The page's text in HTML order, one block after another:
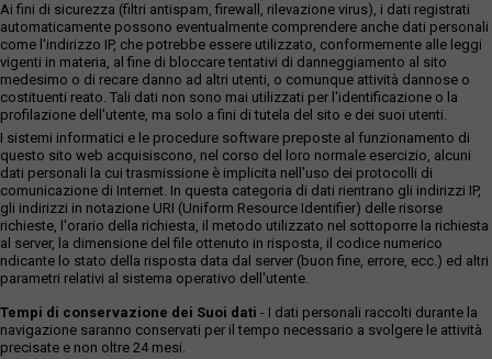
Ai fini di sicurezza (filtri antispam, firewall, rilevazione virus), i dati registrati
automaticamente possono eventualmente comprendere anche dati personali
come l'indirizzo IP, che potrebbe essere utilizzato, conformemente alle leggi
vigenti in materia, al fine di bloccare tentativi di danneggiamento al sito
medesimo o di recare danno ad altri utenti, o comunque attività dannose o
costituenti reato. Tali dati non sono mai utilizzati per l'identificazione o la
profilazione dell'utente, ma solo a fini di tutela del sito e dei suoi utenti.
I sistemi informatici e le procedure software preposte al funzionamento di
questo sito web acquisiscono, nel corso del loro normale esercizio, alcuni
dati personali la cui trasmissione è implicita nell'uso dei protocolli di
comunicazione di Internet. In questa categoria di dati rientrano gli indirizzi IP,
gli indirizzi in notazione URI (Uniform Resource Identifier) delle risorse
richieste, l'orario della richiesta, il metodo utilizzato nel sottoporre la richiesta
al server, la dimensione del file ottenuto in risposta, il codice numerico
ndicante lo stato della risposta data dal server (buon fine, errore, ecc.) ed altri
parametri relativi al sistema operativo dell'utente.
Tempi di conservazione dei Suoi dati - I dati personali raccolti durante la
navigazione saranno conservati per il tempo necessario a svolgere le attività
precisate e non oltre 24 mesi.